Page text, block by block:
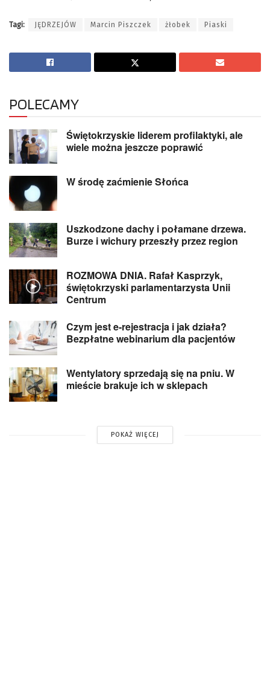
Tagi: JĘDRZEJÓW Marcin Piszczek żłobek Piaski
POLECAMY
Świętokrzyskie liderem profilaktyki, ale
wiele można jeszcze poprawić
W środę zaćmienie Słońca
Uszkodzone dachy i połamane drzewa.
Burze i wichury przeszły przez region
ROZMOWA DNIA. Rafał Kasprzyk,
świętokrzyski parlamentarzysta Unii
Centrum
Czym jest e-rejestracja i jak działa?
Bezpłatne webinarium dla pacjentów
Wentylatory sprzedają się na pniu. W
mieście brakuje ich w sklepach
POKAŻ WIĘCEJ